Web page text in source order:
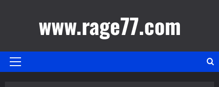
www.rage77.com
Primäres